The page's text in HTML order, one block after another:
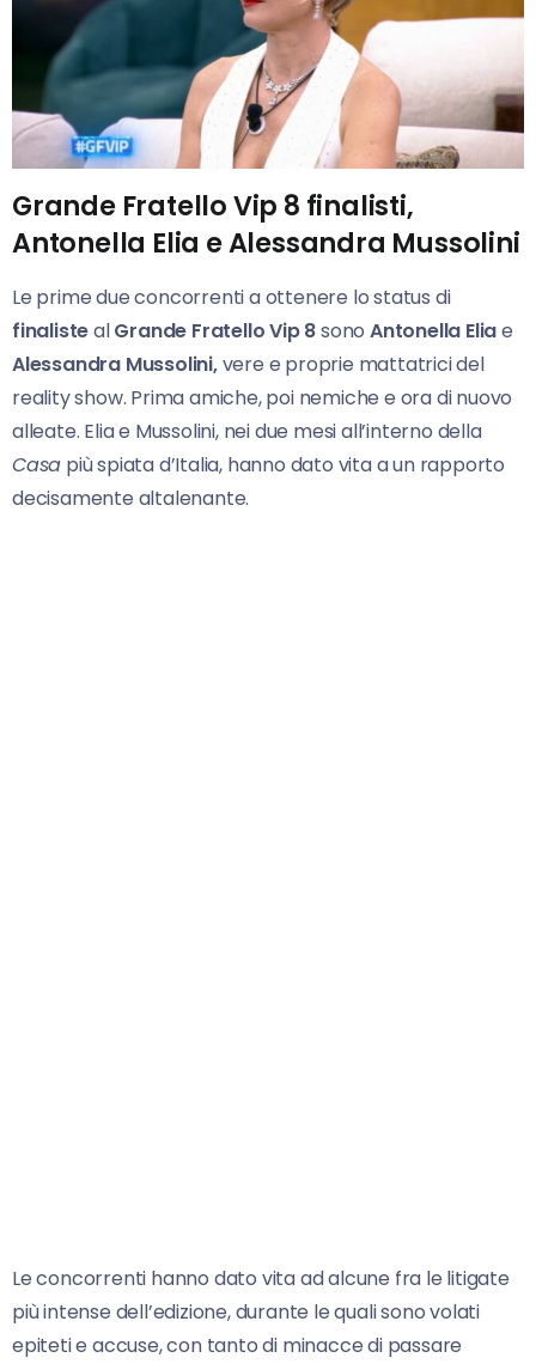
Grande Fratello Vip 8 finalisti,
Antonella Elia e Alessandra Mussolini
Le prime due concorrenti a ottenere lo status di
finalistealGrande FratelloVip 8sonoAntonella Eliae
Alessandra Mussolini,vere e proprie mattatrici del
reality show. Prima amiche, poi nemiche e ora di nuovo
alleate. Elia e Mussolini, nei due mesi all’interno della
Casa più spiata d’Italia, hanno dato vita a un rapporto
decisamente altalenante.
Le concorrenti hanno dato vita ad alcune fra le litigate
più intense dell’edizione, durante le quali sono volati
epiteti e accuse, con tanto di minacce di passare